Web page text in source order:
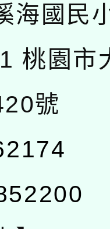
海國民
桃園市
號